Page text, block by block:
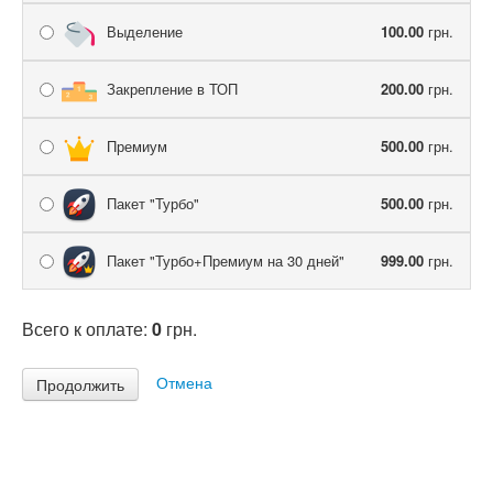
Выделение 100.00 грн.
Закрепление в ТОП 200.00 грн.
Премиум 500.00 грн.
Пакет "Турбо" 500.00 грн.
Пакет "Турбо+Премиум на 30 дней" 999.00 грн.
Всего к оплате: 0 грн.
Отмена